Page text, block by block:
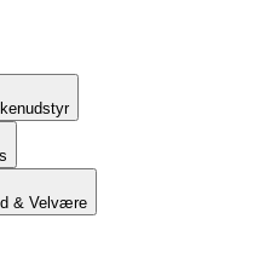
& Velvære